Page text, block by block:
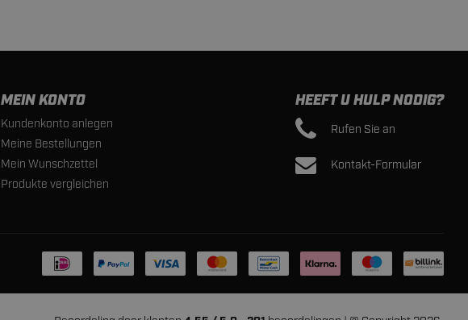
MEIN KONTO
Kundenkonto anlegen
Meine Bestellungen
Mein Wunschzettel
Produkte vergleichen
HEEFT U HULP NODIG?
Rufen Sie an
Kontakt-Formular